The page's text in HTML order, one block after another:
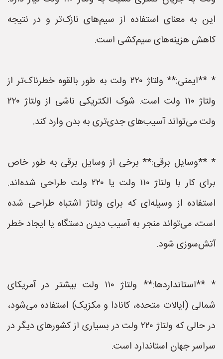
این به معنای استفاده از سیم‌های نازک‌تر و در نتیجه
کاهش هزینه‌های سیم‌کشی است.
* **ایمنی:** ولتاژ ۲۲۰ ولت به طور بالقوه خطرناک‌تر از
ولتاژ ۱۱۰ ولت است. شوک الکتریکی ناشی از ولتاژ ۲۲۰
ولت می‌تواند آسیب‌های جدی‌تری به بدن وارد کند.
* **وسایل برقی:** برخی از وسایل برقی به طور خاص
برای کار با ولتاژ ۱۱۰ ولت یا ۲۲۰ ولت طراحی شده‌اند.
استفاده از وسیله‌ای که برای ولتاژ اشتباه طراحی شده
است، می‌تواند منجر به آسیب دیدن دستگاه یا ایجاد خطر
آتش‌سوزی شود.
* **استانداردها:** ولتاژ ۱۱۰ ولت بیشتر در آمریکای
شمالی (ایالات متحده، کانادا و مکزیک) استفاده می‌شود،
در حالی که ولتاژ ۲۲۰ ولت در بسیاری از کشورهای دیگر در
سراسر جهان استاندارد است.